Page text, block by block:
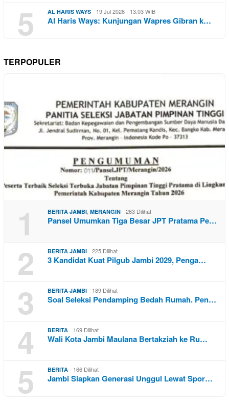
5
AL HARIS WAYS 19 Jul 2026 - 13:03 WIB
Al Haris Ways: Kunjungan Wapres Gibran k…
TERPOPULER
1 BERITA JAMBI MERANGIN 263 Dilihat
Pansel Umumkan Tiga Besar JPT Pratama Pe…
2 BERITA JAMBI 225 Dilihat
3 Kandidat Kuat Pilgub Jambi 2029, Penga…
3 BERITA JAMBI 189 Dilihat
Soal Seleksi Pendamping Bedah Rumah. Pen…
4 BERITA 169 Dilihat
Wali Kota Jambi Maulana Bertakziah ke Ru…
5 BERITA 166 Dilihat
Jambi Siapkan Generasi Unggul Lewat Spor…